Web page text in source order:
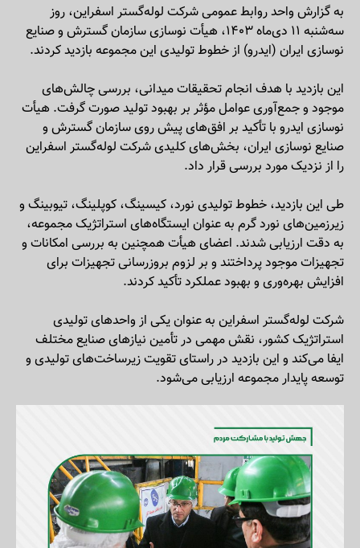
به گزارش واحد روابط عمومی شرکت لوله‌گستر اسفراین، روز
سه‌شنبه ۱۱ دی‌ماه ۱۴۰۳، هیأت نوسازی سازمان گسترش و صنایع
نوسازی ایران (ایدرو) از خطوط تولیدی این مجموعه بازدید کردند.
این بازدید با هدف انجام تحقیقات میدانی، بررسی چالش‌های
موجود و جمع‌آوری عوامل مؤثر بر بهبود تولید صورت گرفت. هیأت
نوسازی ایدرو با تأکید بر افق‌های پیش روی سازمان گسترش و
صنایع نوسازی ایران، بخش‌های کلیدی شرکت لوله‌گستر اسفراین
را از نزدیک مورد بررسی قرار داد.
طی این بازدید، خطوط تولیدی نورد، کیسینگ، کوپلینگ، تیوبینگ و
زیرزمین‌های نورد گرم به عنوان ایستگاه‌های استراتژیک مجموعه،
به دقت ارزیابی شدند. اعضای هیأت همچنین به بررسی امکانات و
تجهیزات موجود پرداختند و بر لزوم بروزرسانی تجهیزات برای
افزایش بهره‌وری و بهبود عملکرد تأکید کردند.
شرکت لوله‌گستر اسفراین به عنوان یکی از واحدهای تولیدی
استراتژیک کشور، نقش مهمی در تأمین نیازهای صنایع مختلف
ایفا می‌کند و این بازدید در راستای تقویت زیرساخت‌های تولیدی و
توسعه پایدار مجموعه ارزیابی می‌شود.